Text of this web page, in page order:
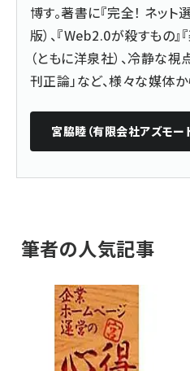
博す。著書に『完全！ ネット
版）、『Web2.0が殺すもの』
（ともに洋泉社）、冷静な
刊正論」など、様々な媒体
宮脇睦（有限会社アズモー
筆者の人気記事